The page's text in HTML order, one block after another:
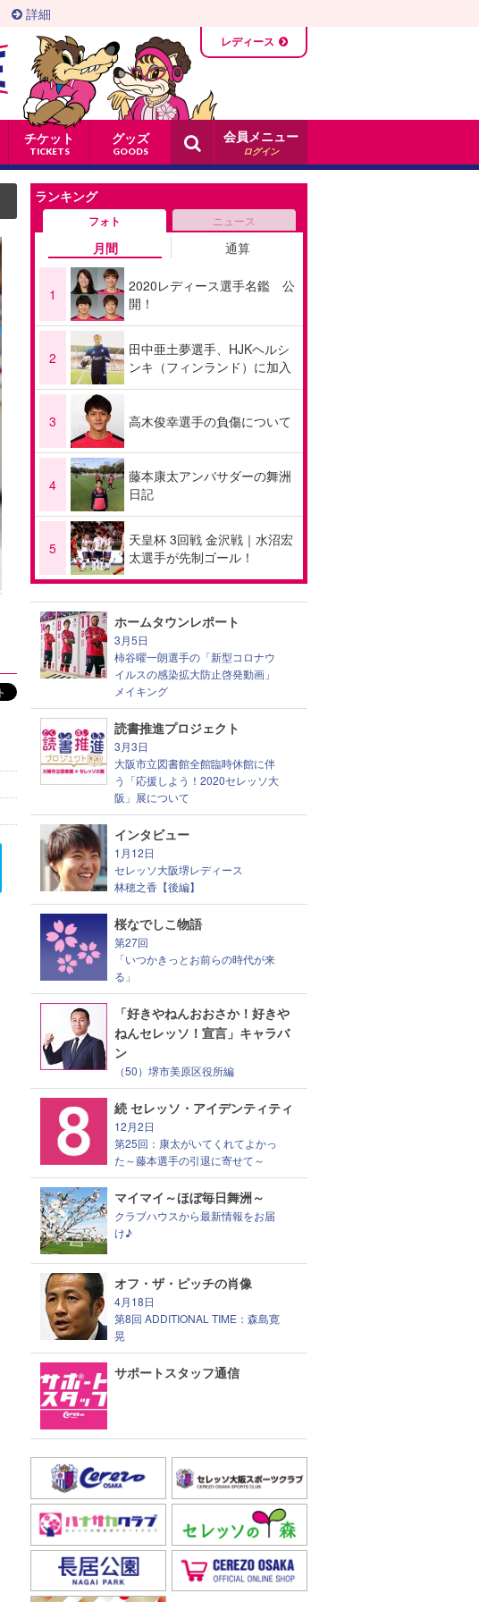
チケット
TICKETS
グッズ
GOODS
詳細
レディース
会員メニュー
ログイン
ランキング
フォト ニュース
月間 通算
1
2020レディース選手名鑑 公
開！
2
田中亜土夢選手、HJKヘルシ
ンキ（フィンランド）に加入
3 高木俊幸選手の負傷について
4
藤本康太アンバサダーの舞洲
日記
5
天皇杯 3回戦 金沢戦｜水沼宏
太選手が先制ゴール！
ホームタウンレポート
3月5日
柿谷曜一朗選手の「新型コロナウ
イルスの感染拡大防止啓発動画」
メイキング
読書推進プロジェクト
3月3日
大阪市立図書館全館臨時休館に伴
う「応援しよう！2020セレッソ大
阪」展について
インタビュー
1月12日
セレッソ大阪堺レディース
林穂之香【後編】
桜なでしこ物語
第27回
「いつかきっとお前らの時代が来
る」
「好きやねんおおさか！好きや
ねんセレッソ！宣言」キャラバ
ン
（50）堺市美原区役所編
続 セレッソ・アイデンティティ
12月2日
第25回：康太がいてくれてよかっ
た～藤本選手の引退に寄せて～
マイマイ～ほぼ毎日舞洲～
クラブハウスから最新情報をお届
け♪
オフ・ザ・ピッチの肖像
4月18日
第8回 ADDITIONAL TIME：森島寛
晃
サポートスタッフ通信